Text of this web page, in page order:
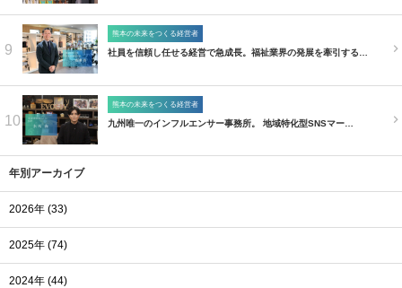
9
熊本の未来をつくる経営者
社員を信頼し任せる経営で急成長。福祉業界の発展を牽引する…
10
熊本の未来をつくる経営者
九州唯一のインフルエンサー事務所。 地域特化型SNSマー…
年別アーカイブ
2026年 (33)
2025年 (74)
2024年 (44)